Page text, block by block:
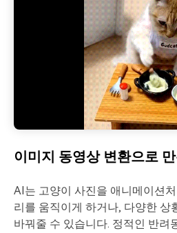
이미지 동영상 변환으로
AI는 고양이 사진을 애니메이션
리를 움직이게 하거나, 다양한 상
바꿔줄 수 있습니다. 정적인 반려